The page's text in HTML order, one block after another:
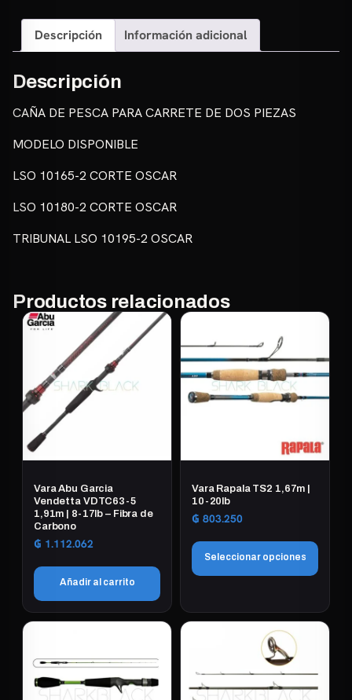
Descripción Información adicional
Descripción
CAÑA DE PESCA PARA CARRETE DE DOS PIEZAS
MODELO DISPONIBLE
LSO 10165-2 CORTE OSCAR
LSO 10180-2 CORTE OSCAR
TRIBUNAL LSO 10195-2 OSCAR
Productos relacionados
Vara Abu Garcia
Vendetta VDTC63-5
1,91m | 8-17lb – Fibra de
Carbono
₲ 1.112.062
Añadir al carrito
Vara Rapala TS2 1,67m |
10-20lb
₲ 803.250
Seleccionar opciones
producto
tiene
variantes.
Las